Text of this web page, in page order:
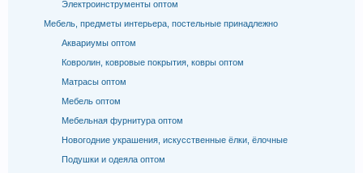
Электроинструменты оптом
Мебель, предметы интерьера, постельные принадлежно
Аквариумы оптом
Ковролин, ковровые покрытия, ковры оптом
Матрасы оптом
Мебель оптом
Мебельная фурнитура оптом
Новогодние украшения, искусственные ёлки, ёлочные
Подушки и одеяла оптом